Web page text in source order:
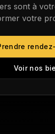
sont à
votre
Voir nos